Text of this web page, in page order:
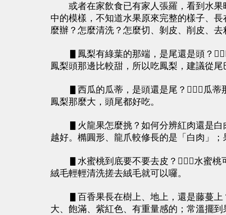
或者在家飲食已有家人張羅，看到水果
中的模樣，不知道水果原來完整的樣子、
麼辦？怎麼清洗？怎麼切、剝皮、削皮、
▋鳳梨有綠葉的那端，是尾還是頭？
鳳梨頭那邊比較甜，所以吃鳳梨，建議從
▋西瓜的瓜蒂，是頭還是尾？瓜蒂那
鳳梨那麼大，頭尾都好吃。
▋火龍果怎麼挑？如何分辨紅肉還是白
越好。橢圓形、龍爪較修長的是「白肉」
▋水蜜桃到底要不要去皮？水蜜桃可
絨毛輕輕清洗搓去絨毛就可以囉。
▋百香果長在樹上、地上，還是藤蔓上
大、飽滿、紫紅色、有重量感的；常溫擺